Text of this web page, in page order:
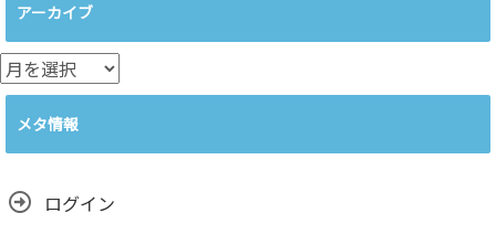
リ
ー
アーカイブ
ア
ー
イ
メタ情報
ログイン